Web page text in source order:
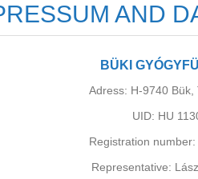
AND
BÜKI
Adress: H-9740 Bük,
UID: HU
Registration
Representative: